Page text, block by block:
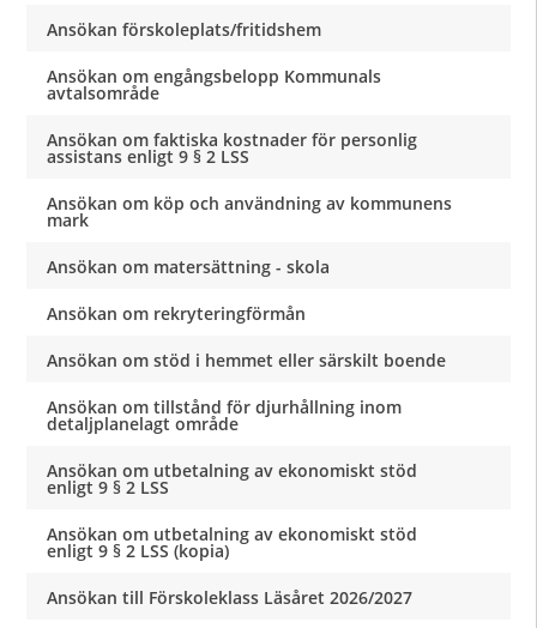
Ansökan förskoleplats/fritidshem
Ansökan om engångsbelopp Kommunals
avtalsområde
Ansökan om faktiska kostnader för personlig
assistans enligt 9 § 2 LSS
Ansökan om köp och användning av kommunens
mark
Ansökan om matersättning - skola
Ansökan om rekryteringförmån
Ansökan om stöd i hemmet eller särskilt boende
Ansökan om tillstånd för djurhållning inom
detaljplanelagt område
Ansökan om utbetalning av ekonomiskt stöd
enligt 9 § 2 LSS
Ansökan om utbetalning av ekonomiskt stöd
enligt 9 § 2 LSS (kopia)
Ansökan till Förskoleklass Läsåret 2026/2027